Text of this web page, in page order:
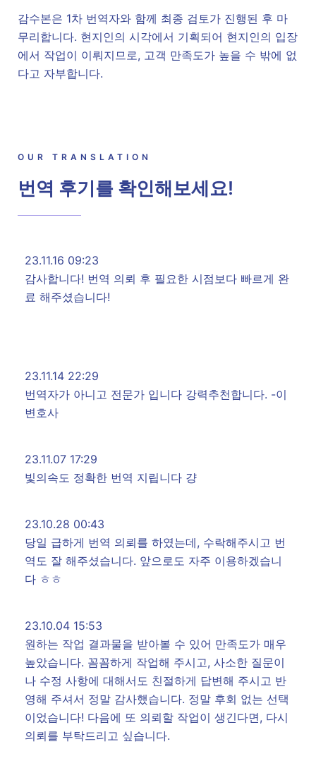
감수본은 1차 번역자와 함께 최종 검토가 진행된 후 마
무리합니다. 현지인의 시각에서 기획되어 현지인의 입장
에서 작업이 이뤄지므로, 고객 만족도가 높을 수 밖에 없
다고 자부합니다.
OUR TRANSLATION
번역 후기를 확인해보세요!
23.11.16 09:23
감사합니다! 번역 의뢰 후 필요한 시점보다 빠르게 완
료 해주셨습니다!
23.11.14 22:29
번역자가 아니고 전문가 입니다 강력추천합니다. -이
변호사
23.11.07 17:29
빛의속도 정확한 번역 지립니다 걍
23.10.28 00:43
당일 급하게 번역 의뢰를 하였는데, 수락해주시고 번
역도 잘 해주셨습니다. 앞으로도 자주 이용하겠습니
다 ㅎㅎ
23.10.04 15:53
원하는 작업 결과물을 받아볼 수 있어 만족도가 매우
높았습니다. 꼼꼼하게 작업해 주시고, 사소한 질문이
나 수정 사항에 대해서도 친절하게 답변해 주시고 반
영해 주셔서 정말 감사했습니다. 정말 후회 없는 선택
이었습니다! 다음에 또 의뢰할 작업이 생긴다면, 다시
의뢰를 부탁드리고 싶습니다.